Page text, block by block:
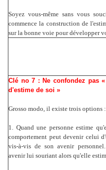
Soyez vous-même sans vous
commence la construction de
sur la bonne voie pour développer
Clé no 7 : Ne confondez pas
d'estime de soi »
Grosso modo, il existe trois options :
1. Quand une personne estime
comportement peut devenir celui
vis-à-vis de son avenir
avenir lui souriant alors qu'elle